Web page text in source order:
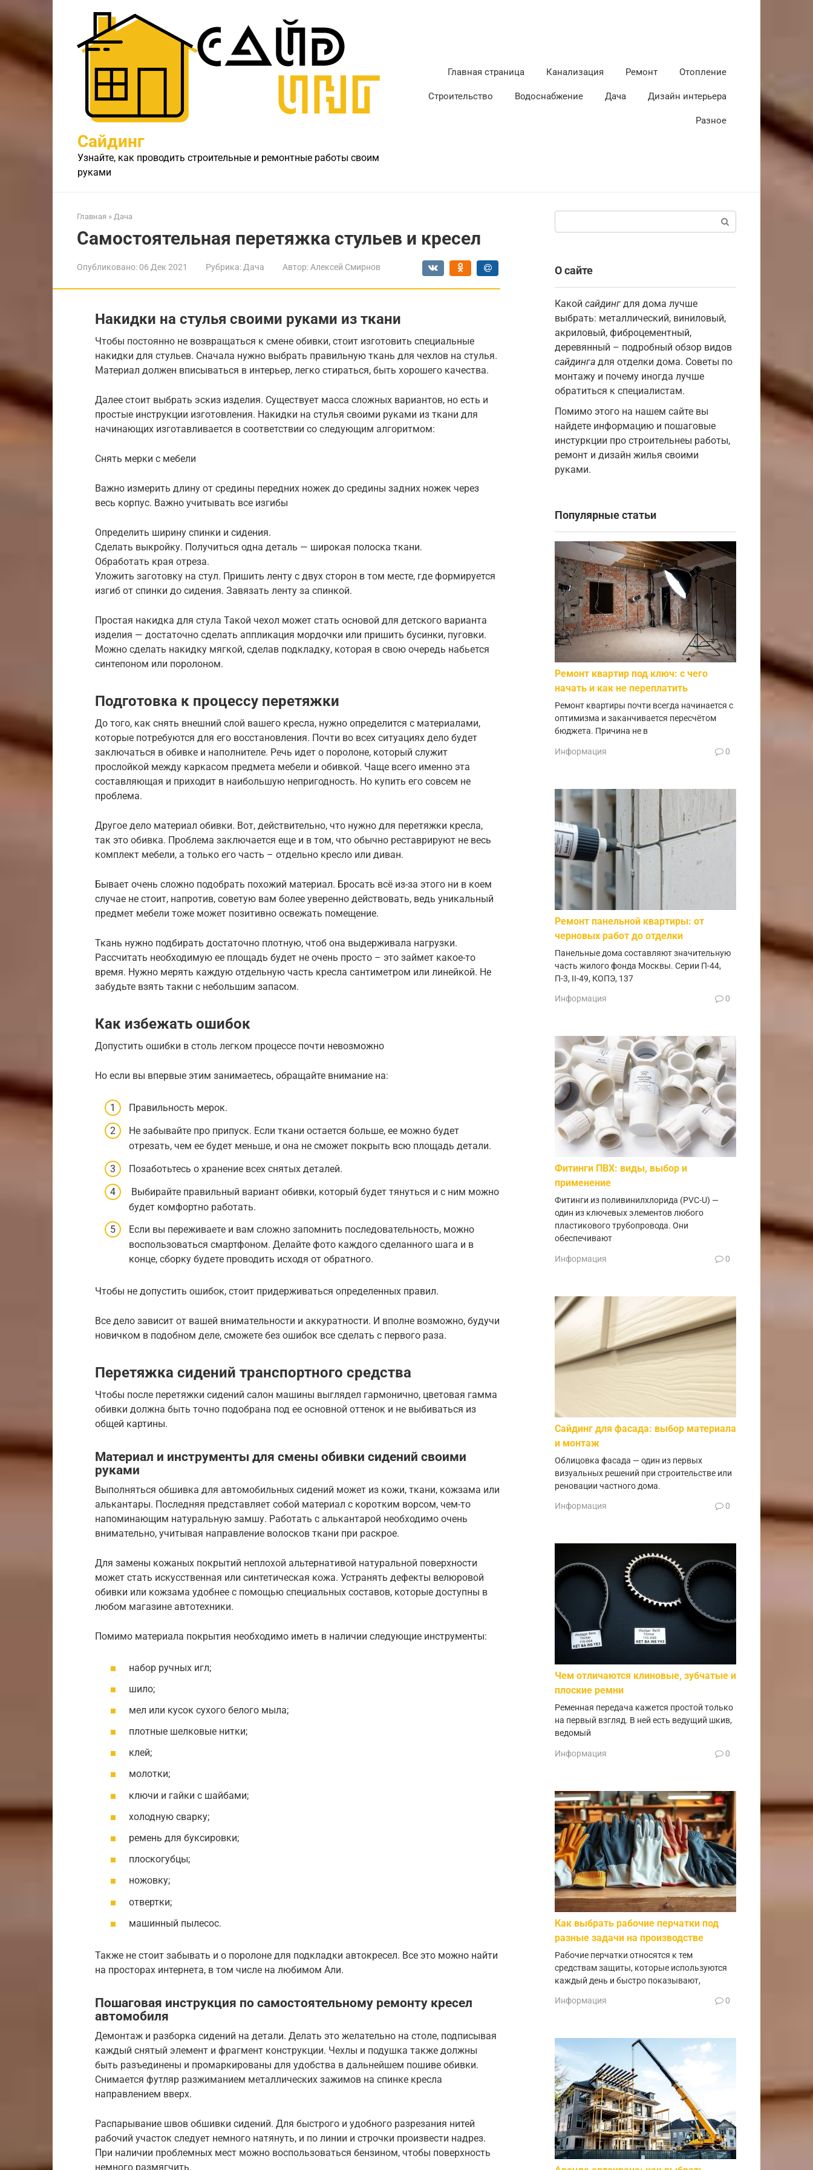
контенту
Сайдинг
Узнайте, как проводить строительные и ремонтные работы своим
руками
Главная страница Канализация Ремонт Отопление
Строительство Водоснабжение Дача Дизайн интерьера
Разное
Главная » Дача
Самостоятельная перетяжка стульев и кресел
Опубликовано: 06 Дек 2021 Рубрика: Дача Автор: Алексей Смирнов
Накидки на стулья своими руками из ткани
Чтобы постоянно не возвращаться к смене обивки, стоит изготовить специальные
накидки для стульев. Сначала нужно выбрать правильную ткань для чехлов на стулья.
Материал должен вписываться в интерьер, легко стираться, быть хорошего качества.
Далее стоит выбрать эскиз изделия. Существует масса сложных вариантов, но есть и
простые инструкции изготовления. Накидки на стулья своими руками из ткани для
начинающих изготавливается в соответствии со следующим алгоритмом:
Снять мерки с мебели
Важно измерить длину от средины передних ножек до средины задних ножек через
весь корпус. Важно учитывать все изгибы
Определить ширину спинки и сидения.
Сделать выкройку. Получиться одна деталь — широкая полоска ткани.
Обработать края отреза.
Уложить заготовку на стул. Пришить ленту с двух сторон в том месте, где формируется
изгиб от спинки до сидения. Завязать ленту за спинкой.
Простая накидка для стула Такой чехол может стать основой для детского варианта
изделия — достаточно сделать аппликация мордочки или пришить бусинки, пуговки.
Можно сделать накидку мягкой, сделав подкладку, которая в свою очередь набьется
синтепоном или поролоном.
Подготовка к процессу перетяжки
До того, как снять внешний слой вашего кресла, нужно определится с материалами,
которые потребуются для его восстановления. Почти во всех ситуациях дело будет
заключаться в обивке и наполнителе. Речь идет о поролоне, который служит
прослойкой между каркасом предмета мебели и обивкой. Чаще всего именно эта
составляющая и приходит в наибольшую непригодность. Но купить его совсем не
проблема.
Другое дело материал обивки. Вот, действительно, что нужно для перетяжки кресла,
так это обивка. Проблема заключается еще и в том, что обычно реставрируют не весь
комплект мебели, а только его часть – отдельно кресло или диван.
Бывает очень сложно подобрать похожий материал. Бросать всё из-за этого ни в коем
случае не стоит, напротив, советую вам более уверенно действовать, ведь уникальный
предмет мебели тоже может позитивно освежать помещение.
Ткань нужно подбирать достаточно плотную, чтоб она выдерживала нагрузки.
Рассчитать необходимую ее площадь будет не очень просто – это займет какое-то
время. Нужно мерять каждую отдельную часть кресла сантиметром или линейкой. Не
забудьте взять такни с небольшим запасом.
Как избежать ошибок
Допустить ошибки в столь легком процессе почти невозможно
Но если вы впервые этим занимаетесь, обращайте внимание на:
Правильность мерок.
Не забывайте про припуск. Если ткани остается больше, ее можно будет
отрезать, чем ее будет меньше, и она не сможет покрыть всю площадь детали.
Позаботьтесь о хранение всех снятых деталей.
Выбирайте правильный вариант обивки, который будет тянуться и с ним можно
будет комфортно работать.
Если вы переживаете и вам сложно запомнить последовательность, можно
воспользоваться смартфоном. Делайте фото каждого сделанного шага и в
конце, сборку будете проводить исходя от обратного.
Чтобы не допустить ошибок, стоит придерживаться определенных правил.
Все дело зависит от вашей внимательности и аккуратности. И вполне возможно, будучи
новичком в подобном деле, сможете без ошибок все сделать с первого раза.
Перетяжка сидений транспортного средства
Чтобы после перетяжки сидений салон машины выглядел гармонично, цветовая гамма
обивки должна быть точно подобрана под ее основной оттенок и не выбиваться из
общей картины.
Материал и инструменты для смены обивки сидений своими
руками
Выполняться обшивка для автомобильных сидений может из кожи, ткани, кожзама или
алькантары. Последняя представляет собой материал с коротким ворсом, чем-то
напоминающим натуральную замшу. Работать с алькантарой необходимо очень
внимательно, учитывая направление волосков ткани при раскрое.
Для замены кожаных покрытий неплохой альтернативой натуральной поверхности
может стать искусственная или синтетическая кожа. Устранять дефекты велюровой
обивки или кожзама удобнее с помощью специальных составов, которые доступны в
любом магазине автотехники.
Помимо материала покрытия необходимо иметь в наличии следующие инструменты:
набор ручных игл;
шило;
мел или кусок сухого белого мыла;
плотные шелковые нитки;
клей;
молотки;
ключи и гайки с шайбами;
холодную сварку;
ремень для буксировки;
плоскогубцы;
ножовку;
отвертки;
машинный пылесос.
Также не стоит забывать и о поролоне для подкладки автокресел. Все это можно найти
на просторах интернета, в том числе на любимом Али.
Пошаговая инструкция по самостоятельному ремонту кресел
автомобиля
Демонтаж и разборка сидений на детали. Делать это желательно на столе, подписывая
каждый снятый элемент и фрагмент конструкции. Чехлы и подушка также должны
быть разъединены и промаркированы для удобства в дальнейшем пошиве обивки.
Снимается футляр разжиманием металлических зажимов на спинке кресла
направлением вверх.
Распарывание швов обшивки сидений. Для быстрого и удобного разрезания нитей
рабочий участок следует немного натянуть, и по линии и строчки произвести надрез.
При наличии проблемных мест можно воспользоваться бензином, чтобы поверхность
немного размягчить.
О сайте
Какой сайдинг для дома лучше
выбрать: металлический, виниловый,
акриловый, фиброцементный,
деревянный – подробный обзор видов
сайдинга для отделки дома. Советы по
монтажу и почему иногда лучше
обратиться к специалистам.
Помимо этого на нашем сайте вы
найдете информацию и пошаговые
инстуркции про строительнеы работы,
ремонт и дизайн жилья своими
руками.
Популярные статьи
Ремонт квартир под ключ: с чего
начать и как не переплатить
Ремонт квартиры почти всегда начинается с
оптимизма и заканчивается пересчётом
бюджета. Причина не в
Информация 0
Ремонт панельной квартиры: от
черновых работ до отделки
Панельные дома составляют значительную
часть жилого фонда Москвы. Серии П-44,
П-3, II-49, КОПЭ, 137
Информация 0
Фитинги ПВХ: виды, выбор и
применение
Фитинги из поливинилхлорида (PVC-U) —
один из ключевых элементов любого
пластикового трубопровода. Они
обеспечивают
Информация 0
Сайдинг для фасада: выбор материала
и монтаж
Облицовка фасада — один из первых
визуальных решений при строительстве или
реновации частного дома.
Информация 0
Чем отличаются клиновые, зубчатые и
плоские ремни
Ременная передача кажется простой только
на первый взгляд. В ней есть ведущий шкив,
ведомый
Информация 0
Как выбрать рабочие перчатки под
разные задачи на производстве
Рабочие перчатки относятся к тем
средствам защиты, которые используются
каждый день и быстро показывают,
Информация 0